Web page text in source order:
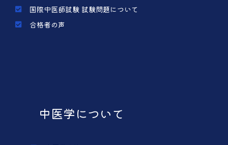
国際中医師試験 試験問題について
合格者の声
中医学について